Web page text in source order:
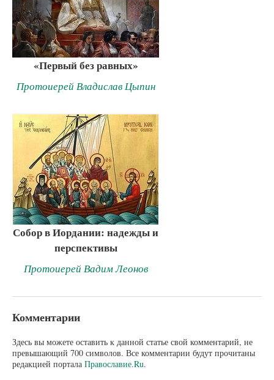
«Первый без равных»
Протоиерей Владислав Цыпин
Собор в Иордании: надежды и
перспективы
Протоиерей Вадим Леонов
Комментарии
Здесь вы можете оставить к данной статье свой комментарий, не
превышающий 700 символов. Все комментарии будут прочитаны
редакцией портала Православие.Ru.